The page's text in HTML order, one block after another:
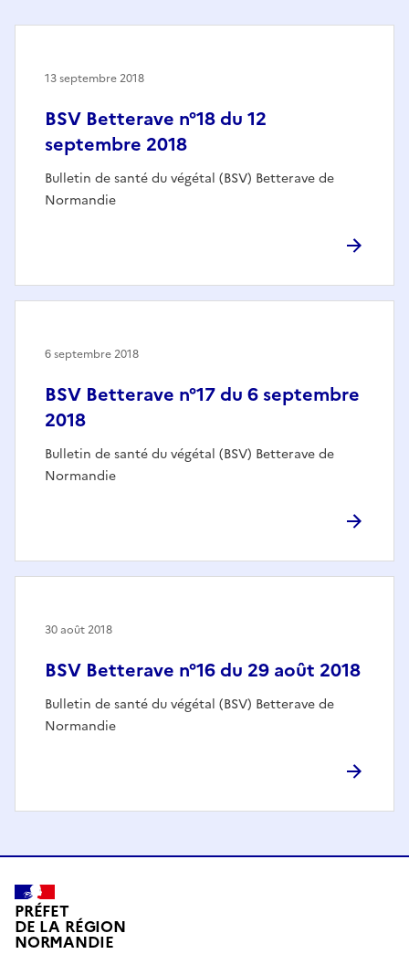
BSV Betterave n°18 du 12
septembre 2018
Bulletin de santé du végétal (BSV) Betterave de
Normandie
13 septembre 2018
BSV Betterave n°17 du 6 septembre
2018
Bulletin de santé du végétal (BSV) Betterave de
Normandie
6 septembre 2018
BSV Betterave n°16 du 29 août 2018
Bulletin de santé du végétal (BSV) Betterave de
Normandie
30 août 2018
PRÉFET
DE LA RÉGION
NORMANDIE